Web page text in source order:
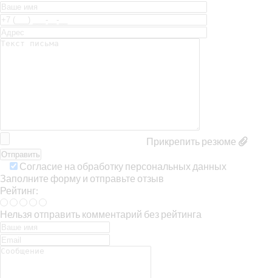
Прикрепить резюме
Согласие на обработку персональных данных
Заполните форму и отправьте отзыв
Рейтинг:
Нельзя отправить комментарий без рейтинга